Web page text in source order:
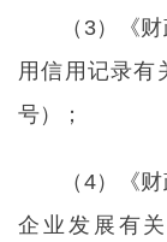
（3）《
用信用记录有
号）；
（4）《
企业发展有